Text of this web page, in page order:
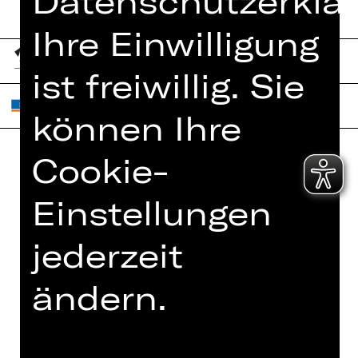
Home
Spielplan
Newsletter
Kartenkauf
Abos 26/27
Interner Bereich
ZVB/L
Ihre Einwilligung
ist freiwillig. Sie
können Ihre
Cookie-
Einstellungen
jederzeit
ändern.